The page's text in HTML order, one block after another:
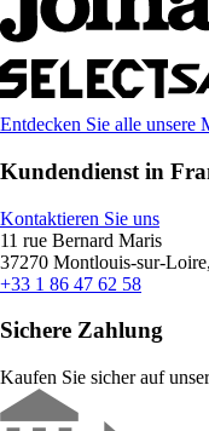
Entdecken Sie alle unsere
Kundendienst in
Kontaktieren Sie uns
11 rue Bernard Maris
37270 Montlouis-sur-
+33 1 86 47 62 58
Sichere Zahlung
Kaufen Sie sicher auf